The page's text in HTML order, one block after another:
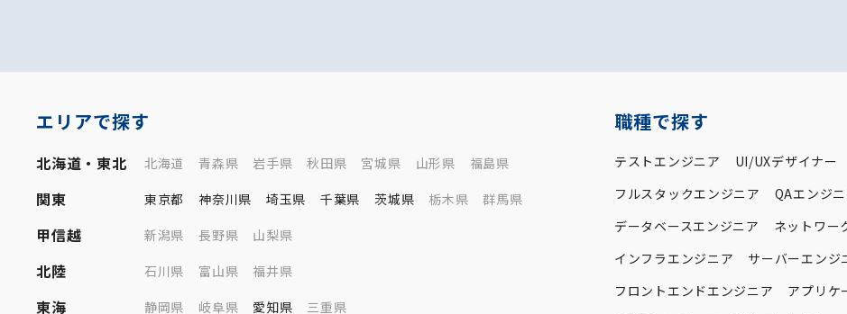
エリアで探す
北海道・東北 北海道 青森県 岩手県 秋田県 宮城県 山形県 福島県
関東 東京都 神奈川県 埼玉県 千葉県 茨城県 栃木県 群馬県
甲信越 新潟県 長野県 山梨県
北陸 石川県 富山県 福井県
東海 静岡県 岐阜県 愛知県 三重県
職種で探す
テストエンジニア UI/UXデザイナー
フルスタックエンジニア
QAエンジ
データベースエンジニア
ネットワー
インフラエンジニア
サーバーエンジ
フロントエンドエンジニア
アプリケ